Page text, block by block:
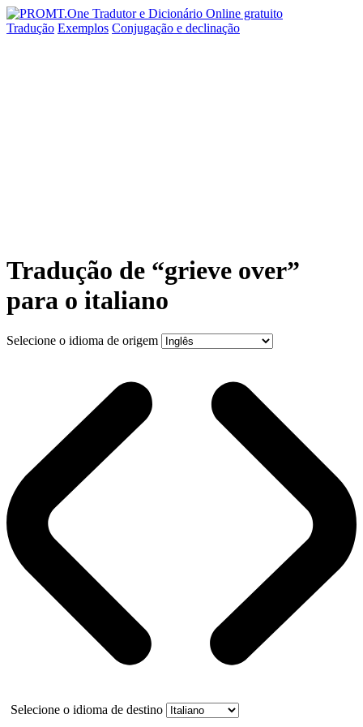
Tradução Exemplos Conjugação e declinação
Tradução de “grieve over”
para o italiano
Selecione o idioma de origem
Selecione o idioma de destino